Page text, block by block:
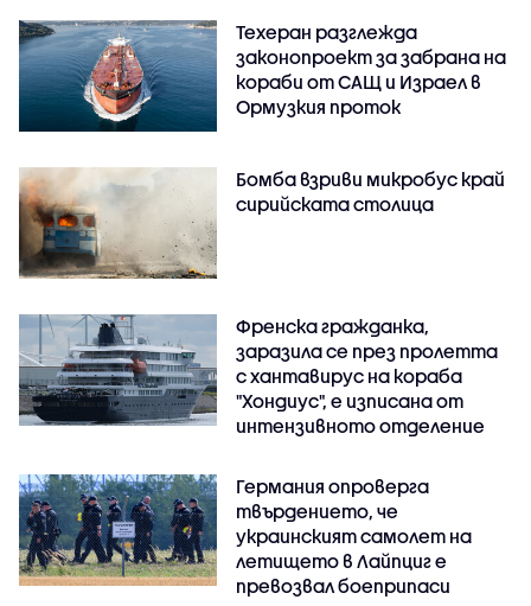
Техеран разглежда
законопроект за забрана на
кораби от САЩ и Израел в
Ормузкия проток
Бомба взриви микробус край
сирийската столица
Френска гражданка,
заразила се през пролетта
с хантавирус на кораба
"Хондиус", е изписана от
интензивното отделение
Германия опроверга
твърдението, че
украинският самолет на
летището в Лайпциг е
превозвал боеприпаси